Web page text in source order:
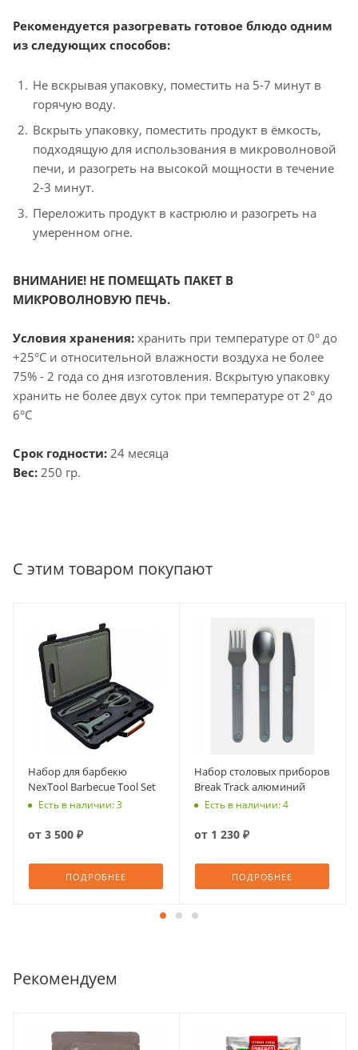
Рекомендуется разогревать готовое блюдо одним
из следующих способов:
Не вскрывая упаковку, поместить на 5-7 минут в
горячую воду.
Вскрыть упаковку, поместить продукт в ёмкость,
подходящую для использования в микроволновой
печи, и разогреть на высокой мощности в течение
2-3 минут.
Переложить продукт в кастрюлю и разогреть на
умеренном огне.
ВНИМАНИЕ! НЕ ПОМЕЩАТЬ ПАКЕТ В
МИКРОВОЛНОВУЮ ПЕЧЬ.
Условия хранения: хранить при температуре от 0° до
+25°C и относительной влажности воздуха не более
75% - 2 года со дня изготовления. Вскрытую упаковку
хранить не более двух суток при температуре от 2° до
6°C
Срок годности: 24 месяца
Вес: 250 гр.
С этим товаром покупают
Набор для барбекю
NexTool Barbecue Tool Set
Есть в наличии: 3
от 3 500 ₽
ПОДРОБНЕЕ
Набор столовых приборов
Break Track алюминий
Есть в наличии: 4
от 1 230 ₽
ПОДРОБНЕЕ
Рекомендуем